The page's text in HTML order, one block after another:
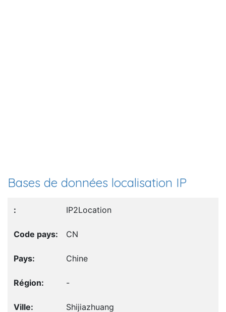
Bases de données localisation IP
IP2Location
CN
Chine
-
Shijiazhuang